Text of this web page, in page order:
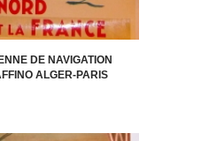
DE NAVIGATION
ALGER-PARIS